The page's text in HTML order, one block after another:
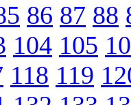
86 87 88
104 105
118 119